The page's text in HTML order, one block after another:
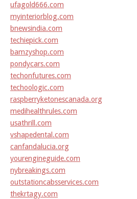
ufagold666.com
myinteriorblog.com
bnewsindia.com
techiepick.com
bamzyshop.com
pondycars.com
techonfutures.com
techoologic.com
raspberryketonescanada.org
medihealthrules.com
usathrill.com
vshapedental.com
canfandalucia.org
yourengineguide.com
nybreakings.com
outstationcabsservices.com
thekrtagy.com